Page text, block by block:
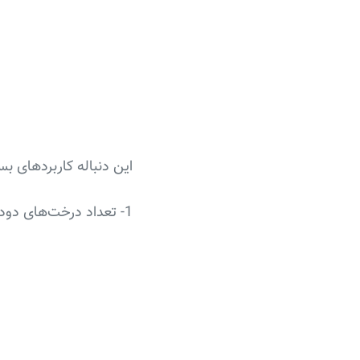
این دنباله
1- تعداد درخت‌های دودویی با n رأس داخلی برابر